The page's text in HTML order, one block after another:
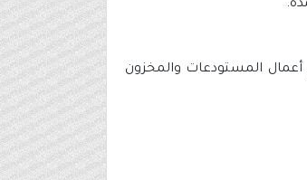
أعمال المستودعات والمخزون